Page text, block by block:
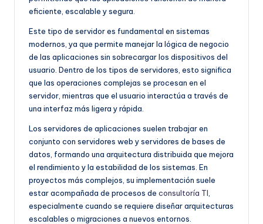
eficiente, escalable y segura.
Este tipo de servidor es fundamental en sistemas
modernos, ya que permite manejar la lógica de negocio
de las aplicaciones sin sobrecargar los dispositivos del
usuario. Dentro de los tipos de servidores, esto significa
que las operaciones complejas se procesan en el
servidor, mientras que el usuario interactúa a través de
una interfaz más ligera y rápida.
Los servidores de aplicaciones suelen trabajar en
conjunto con servidores web y servidores de bases de
datos, formando una arquitectura distribuida que mejora
el rendimiento y la estabilidad de los sistemas. En
proyectos más complejos, su implementación suele
estar acompañada de procesos de consultoría TI
especialmente cuando se requiere diseñar arquitecturas
escalables o migraciones a nuevos entornos.